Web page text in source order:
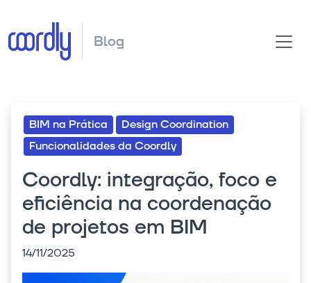
Blog
BIM na Prática
Design Coordination
Funcionalidades da Coordly
Coordly: integração, foco e
eficiência na coordenação
de projetos em BIM
14/11/2025